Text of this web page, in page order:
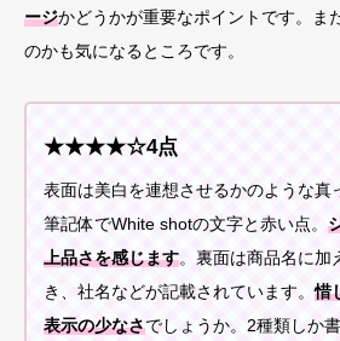
ージかどうかが重要なポイントです。ま
のかも気になるところです。
★★★★☆4点
表面は美白を連想させるかのような真
筆記体でWhite shotの文字と赤い点。
上品さを感じます。裏面は商品名に加
き、社名などが記載されています。惜
表示の少なさでしょうか。2種類しか